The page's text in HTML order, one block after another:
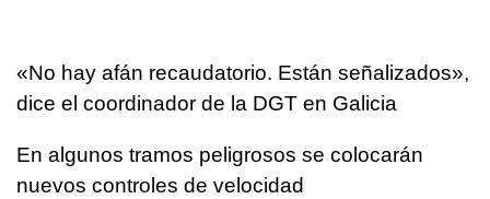
«No hay afán recaudatorio. Están señalizados»,
dice el coordinador de la DGT en Galicia
En algunos tramos peligrosos se colocarán
nuevos controles de velocidad